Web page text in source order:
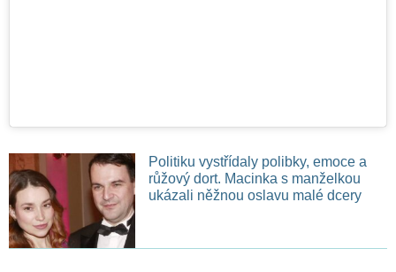
Politiku vystřídaly polibky, emoce a
růžový dort. Macinka s manželkou
ukázali něžnou oslavu malé dcery